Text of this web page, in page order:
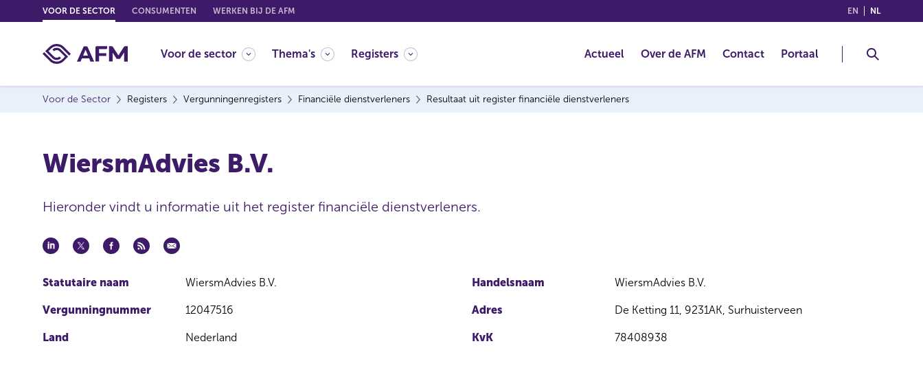
o
o
EN (ENGLISH)
NL
VOOR DE SECTOR CONSUMENTEN WERKEN BIJ DE AFM
Voor de sector Thema's Registers Actueel Over de AFM Contact Portaal
Voor de Sector Registers Vergunningenregisters Financiële dienstverleners Resultaat uit register financiële dienstverleners
WiersmAdvies B.V.
Hieronder vindt u informatie uit het register financiële dienstverleners.
Statutaire naam WiersmAdvies B.V. Handelsnaam WiersmAdvies B.V.
Vergunningnummer 12047516 Adres De Ketting 11, 9231AK, Surhuisterveen
Land Nederland KvK 78408938